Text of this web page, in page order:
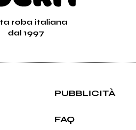
roba italiana
dal 1997
PUBBLICITÀ
FAQ